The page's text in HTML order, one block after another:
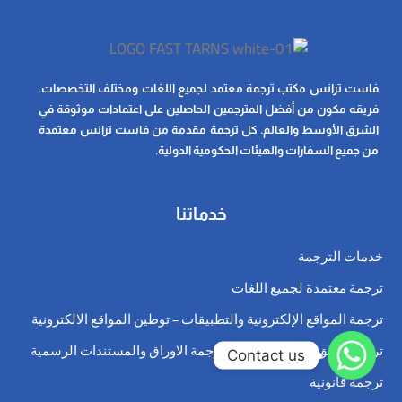
فاست ترانس مكتب ترجمة معتمد لجميع اللغات ومختلف التخصصات.
فريقه مكون من أفضل المترجمين الحاصلين على اعتمادات موثوقة في
الشرق الأوسط والعالم. كل ترجمة مقدمة من فاست ترانس معتمدة
من جميع السفارات والهيئات الحكومية الدولية.
خدماتنا
خدمات الترجمة
ترجمة معتمدة لجميع اللغات
ترجمة المواقع الإلكترونية والتطبيقات – توطين المواقع الالكترونية
ترجمة وثائق رسمية معتمدة وترجمة الاوراق والمستندات الرسمية
ترجمة قانونية
Contact us